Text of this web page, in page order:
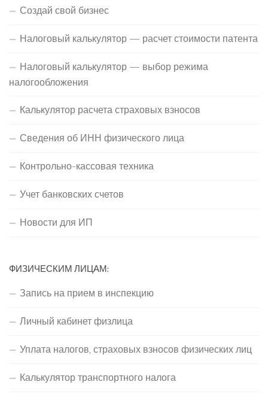
Создай свой бизнес
Налоговый калькулятор — расчет стоимости патента
Налоговый калькулятор — выбор режима
налогообложения
Калькулятор расчета страховых взносов
Сведения об ИНН физического лица
Контрольно-кассовая техника
Учет банковских счетов
Новости для ИП
ФИЗИЧЕСКИМ ЛИЦАМ:
Запись на прием в инспекцию
Личный кабинет физлица
Уплата налогов, страховых взносов физических лиц
Калькулятор транспортного налога